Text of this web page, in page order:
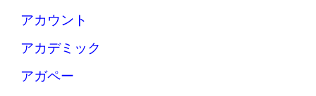
アカウント
アカデミック
アガペー